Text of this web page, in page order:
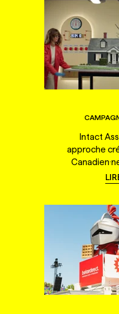
Intact
approche